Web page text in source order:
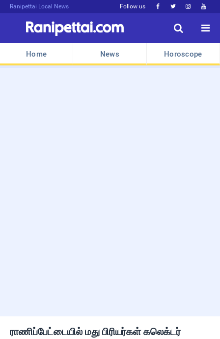
Ranipettai Local News Follow us    


Home News Horoscope
ராணிப்பேட்டையில் மது பிரியர்கள் கலெக்டர்